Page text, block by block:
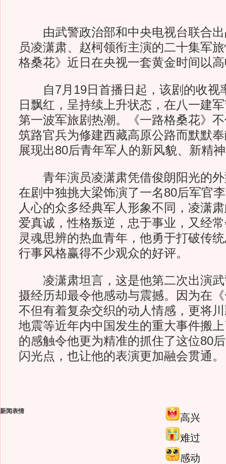
由武警政治部和中央电视台联合出
员凌潇肃、赵柯领衔主演的二十集军
格桑花》近日在央视一套黄金时间以
自7月19日首播日起，该剧的收视
日飘红，呈持续上升状态，在八一建
第一波军旅剧热潮。《一路格桑花》
筑路官兵为修建西藏高原公路而默默
展现出80后青年军人的新风貌、新精
青年演员凌潇肃凭借俊朗阳光的外
在剧中独挑大梁饰演了一名80后军官
人心的众多经典军人形象不同，凌潇
爱真诚，性格叛逆，忠于事业，又经
灵魂思辨的热血青年，他勇于打破传
行事风格赢得不少观众的好评。
凌潇肃坦言，这是他第二次出演武
摄经历却最令他感动与震撼。因为在
不但有着复杂交织的动人情感，更将
地震等近年内中国发生的重大事件搬
的感触令他更为精准的抓住了这位80
闪光点，也让他的表演更加融会贯通。
新闻表情
高兴
难过
感动